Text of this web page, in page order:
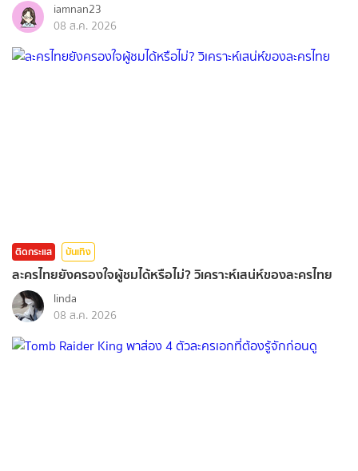
iamnan23
08 ส.ค. 2026
ติดกระแส บันเทิง
ละครไทยยังครองใจผู้ชมได้หรือไม่? วิเคราะห์เสน่ห์ของละครไทย
linda
08 ส.ค. 2026